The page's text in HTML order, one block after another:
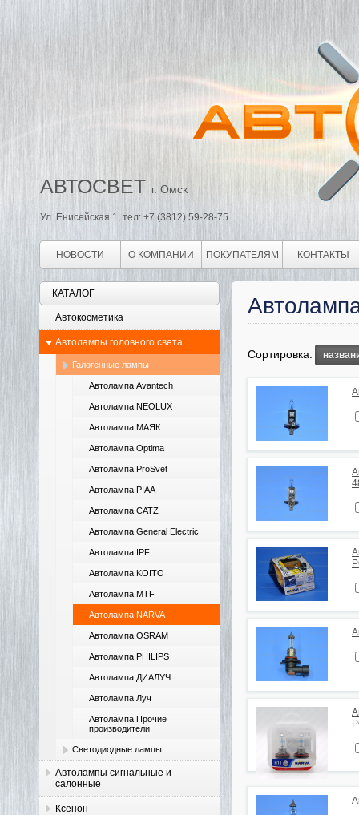
АВТОСВЕТ г. Омск
Ул. Енисейская 1, тел: +7 (3812) 59-28-75
НОВОСТИ О КОМПАНИИ ПОКУПАТЕЛЯМ КОНТАКТЫ
КАТАЛОГ
Автокосметика
Автолампы головного света
Галогенные лампы
Автолампа Avantech
Автолампа NEOLUX
Автолампа МАЯК
Автолампа Optima
Автолампа ProSvet
Автолампа PIAA
Автолампа CATZ
Автолампа General Electric
Автолампа IPF
Автолампа KOITO
Автолампа MTF
Автолампа NARVA
Автолампа OSRAM
Автолампа PHILIPS
Автолампа ДИАЛУЧ
Автолампа Луч
Автолампа Прочие
производители
Светодиодные лампы
Автолампы сигнальные и
салонные
Ксенон
Сортировка: